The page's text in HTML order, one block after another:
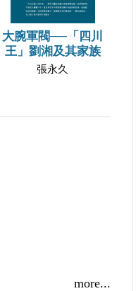
大腕軍閥──「四川
王」劉湘及其家族
張永久
傷而跳樓自殺的
more...